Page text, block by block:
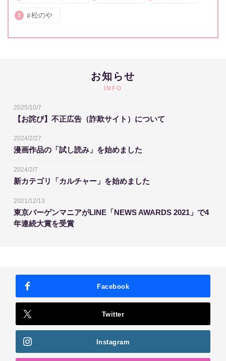
8 松のや
お知らせ
INFO
2025/10/7
【お詫び】不正広告（詐欺サイト）について
2024/2/27
漫画作品の「試し読み」を始めました
2024/2/7
新カテゴリ「カルチャー」を始めました
2021/12/13
東京バーゲンマニアがLINE「NEWS AWARDS 2021」で4
年連続大賞を受賞
Facebook
Twitter
Instagram